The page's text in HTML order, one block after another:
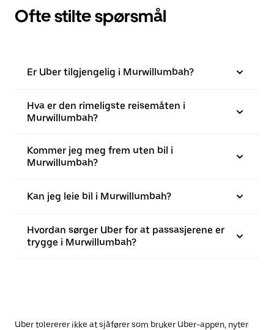
Ofte stilte spørsmål
Er Uber tilgjengelig i Murwillumbah?
Hva er den rimeligste reisemåten i
Murwillumbah?
Kommer jeg meg frem uten bil i
Murwillumbah?
Kan jeg leie bil i Murwillumbah?
Hvordan sørger Uber for at passasjerene er
trygge i Murwillumbah?
Uber tolererer ikke at sjåfører som bruker Uber-appen, nyter